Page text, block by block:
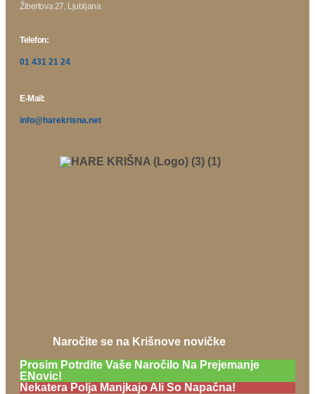
Žibertova 27, Ljubljana
Telefon:
01 431 21 24
E-Mail:
info@harekrisna.net
Naročite se na Krišnove novičke
Prosim Potrdite Vaše Naročilo Na Prejemanje
ENovic!
Nekatera Polja Manjkajo Ali So Napačna!